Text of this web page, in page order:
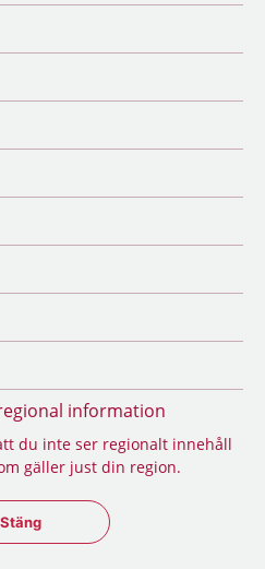
information
du inte ser regionalt innehåll
gäller just din region.
Stäng regionsväljaren
Stäng